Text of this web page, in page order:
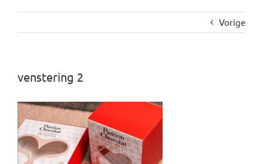
Vorige
venstering 2